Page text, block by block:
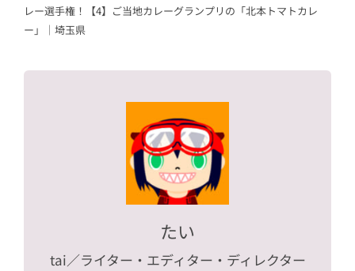
レー選手権！【4】ご当地カレーグランプリの「北本トマトカレ
ー」｜埼玉県
たい
tai／ライター・エディター・ディレクター